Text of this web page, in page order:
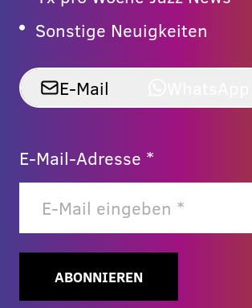
Sonstige Neuigkeiten
E-Mail
E-Mail-Adresse *
ABONNIEREN